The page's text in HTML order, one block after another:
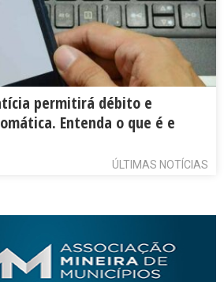
permitirá débito e
Entenda o que é e
ÚLTIMAS NOTÍCIAS